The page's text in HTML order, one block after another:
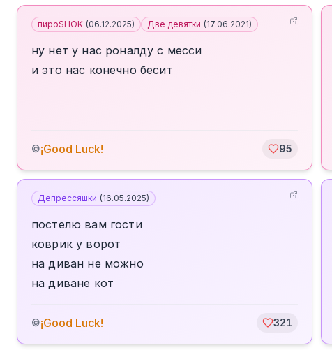
пироSHOK (06.12.2025) Две девятки (17.06.2021)
ну нет у нас роналду с месси
и это нас конечно бесит
©¡Good Luck! 95
Депрессяшки (16.05.2025)
постелю вам гости
коврик у ворот
на диван не можно
на диване кот
©¡Good Luck! 321